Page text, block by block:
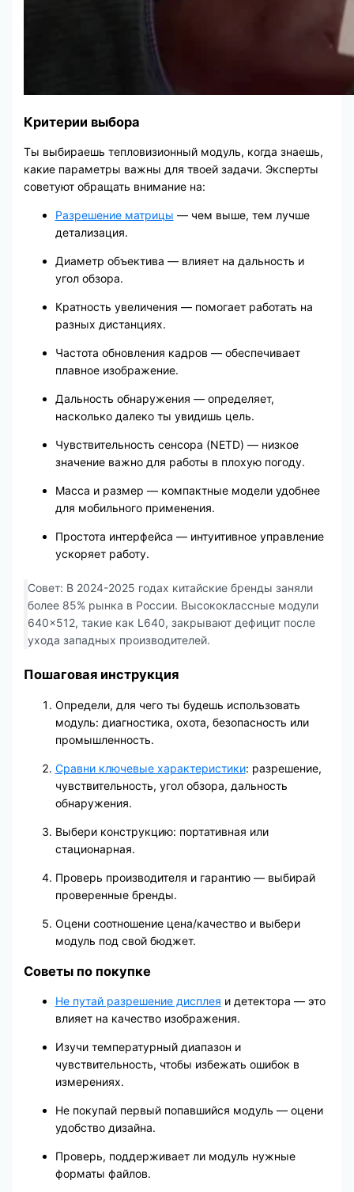
Критерии выбора
Ты выбираешь тепловизионный модуль, когда знаешь,
какие параметры важны для твоей задачи. Эксперты
советуют обращать внимание на:
Разрешение матрицы — чем выше, тем лучше
детализация.
Диаметр объектива — влияет на дальность и
угол обзора.
Кратность увеличения — помогает работать на
разных дистанциях.
Частота обновления кадров — обеспечивает
плавное изображение.
Дальность обнаружения — определяет,
насколько далеко ты увидишь цель.
Чувствительность сенсора (NETD) — низкое
значение важно для работы в плохую погоду.
Масса и размер — компактные модели удобнее
для мобильного применения.
Простота интерфейса — интуитивное управление
ускоряет работу.
Совет: В 2024-2025 годах китайские бренды заняли
более 85% рынка в России. Высококлассные модули
640×512, такие как L640, закрывают дефицит после
ухода западных производителей.
Пошаговая инструкция
Определи, для чего ты будешь использовать
модуль: диагностика, охота, безопасность или
промышленность.
Сравни ключевые характеристики: разрешение,
чувствительность, угол обзора, дальность
обнаружения.
Выбери конструкцию: портативная или
стационарная.
Проверь производителя и гарантию — выбирай
проверенные бренды.
Оцени соотношение цена/качество и выбери
модуль под свой бюджет.
Советы по покупке
Не путай разрешение дисплея и детектора — это
влияет на качество изображения.
Изучи температурный диапазон и
чувствительность, чтобы избежать ошибок в
измерениях.
Не покупай первый попавшийся модуль — оцени
удобство дизайна.
Проверь, поддерживает ли модуль нужные
форматы файлов.